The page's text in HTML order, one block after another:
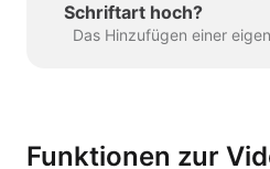
Schriftart hoch?
Funktionen zur